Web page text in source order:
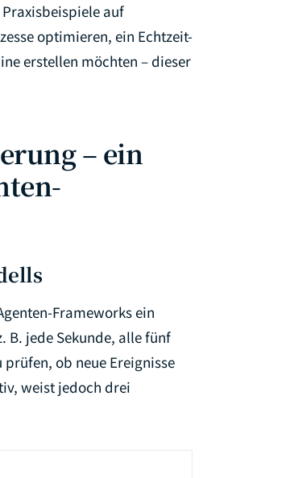
auf
optimieren, ein Echtzeit-
erstellen möchten – dieser
– ein
Frameworks ein
B. jede Sekunde, alle fünf
ob neue Ereignisse
weist jedoch drei